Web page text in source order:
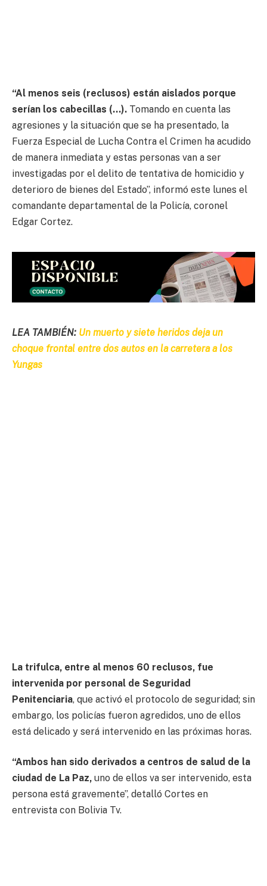
“Al menos seis (reclusos) están aislados porque
serían los cabecillas (…). Tomando en cuenta las
agresiones y la situación que se ha presentado, la
Fuerza Especial de Lucha Contra el Crimen ha acudido
de manera inmediata y estas personas van a ser
investigadas por el delito de tentativa de homicidio y
deterioro de bienes del Estado”, informó este lunes el
comandante departamental de la Policía, coronel
Edgar Cortez.
LEA TAMBIÉN: Un muerto y siete heridos deja un
choque frontal entre dos autos en la carretera a los
Yungas
La trifulca, entre al menos 60 reclusos, fue
intervenida por personal de Seguridad
Penitenciaria, que activó el protocolo de seguridad; sin
embargo, los policías fueron agredidos, uno de ellos
está delicado y será intervenido en las próximas horas.
“Ambos han sido derivados a centros de salud de la
ciudad de La Paz, uno de ellos va ser intervenido, esta
persona está gravemente”, detalló Cortes en
entrevista con Bolivia Tv.